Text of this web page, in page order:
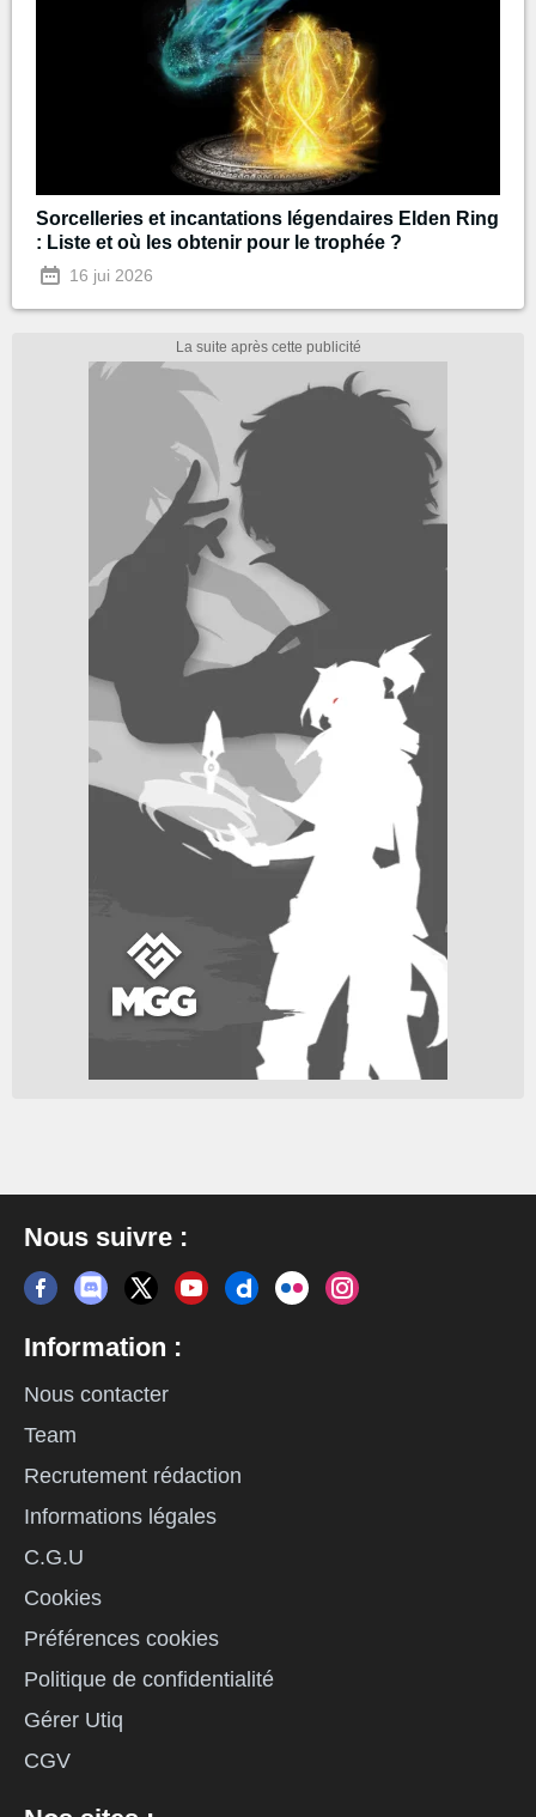
Sorcelleries et incantations légendaires Elden Ring
: Liste et où les obtenir pour le trophée ?
16 jui 2026
Nous suivre :
Information :
Nous contacter
Team
Recrutement rédaction
Informations légales
C.G.U
Cookies
Préférences cookies
Politique de confidentialité
Gérer Utiq
CGV